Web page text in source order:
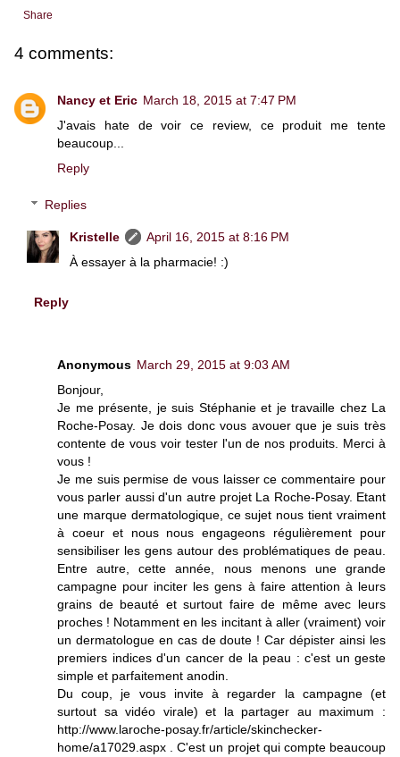
Share
4 comments:
Nancy et Eric March 18, 2015 at 7:47 PM
J'avais hate de voir ce review, ce produit me tente
beaucoup...
Reply
Replies
Kristelle
April 16, 2015 at 8:16 PM
À essayer à la pharmacie! :)
Reply
Anonymous March 29, 2015 at 9:03 AM
Bonjour,
Je me présente, je suis Stéphanie et je travaille chez La
Roche-Posay. Je dois donc vous avouer que je suis très
contente de vous voir tester l'un de nos produits. Merci à
vous !
Je me suis permise de vous laisser ce commentaire pour
vous parler aussi d'un autre projet La Roche-Posay. Etant
une marque dermatologique, ce sujet nous tient vraiment
à coeur et nous nous engageons régulièrement pour
sensibiliser les gens autour des problématiques de peau.
Entre autre, cette année, nous menons une grande
campagne pour inciter les gens à faire attention à leurs
grains de beauté et surtout faire de même avec leurs
proches ! Notamment en les incitant à aller (vraiment) voir
un dermatologue en cas de doute ! Car dépister ainsi les
premiers indices d'un cancer de la peau : c'est un geste
simple et parfaitement anodin.
Du coup, je vous invite à regarder la campagne (et
surtout sa vidéo virale) et la partager au maximum :
http://www.laroche-posay.fr/article/skinchecker-
home/a17029.aspx . C'est un projet qui compte beaucoup